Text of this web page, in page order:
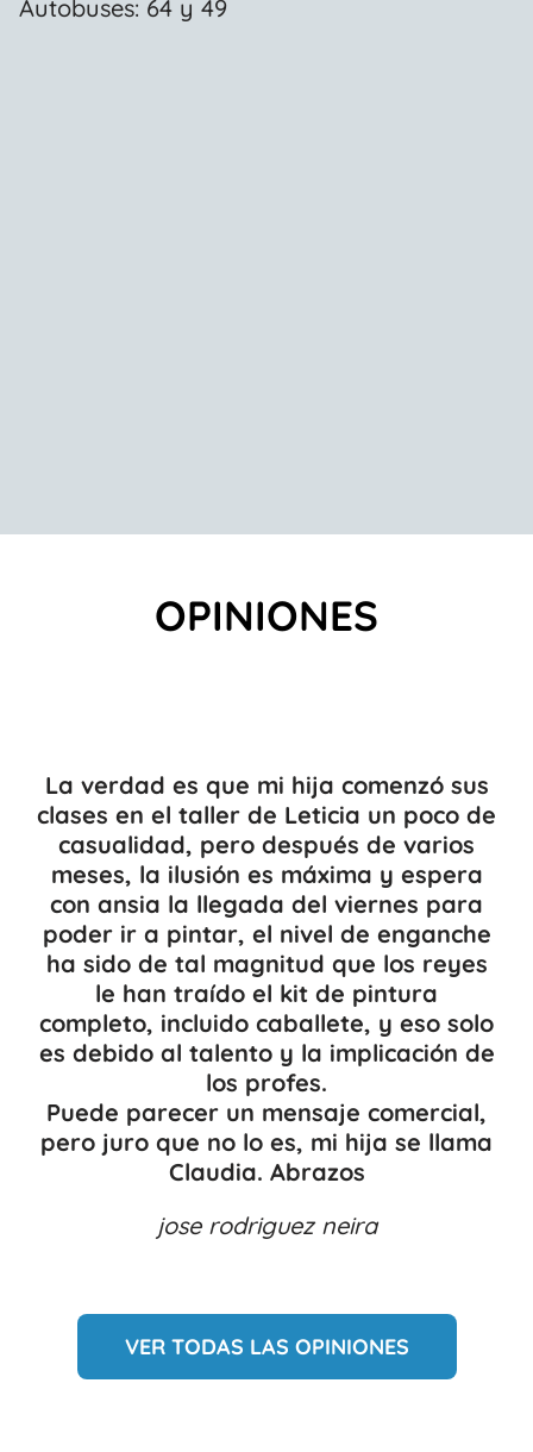
Autobuses: 64 y 49
OPINIONES
La verdad es que mi hija comenzó sus
clases en el taller de Leticia un poco de
casualidad, pero después de varios
meses, la ilusión es máxima y espera
con ansia la llegada del viernes para
poder ir a pintar, el nivel de enganche
ha sido de tal magnitud que los reyes
le han traído el kit de pintura
completo, incluido caballete, y eso solo
es debido al talento y la implicación de
los profes.
Puede parecer un mensaje comercial,
pero juro que no lo es, mi hija se llama
Claudia. Abrazos
jose rodriguez neira
VER TODAS LAS OPINIONES